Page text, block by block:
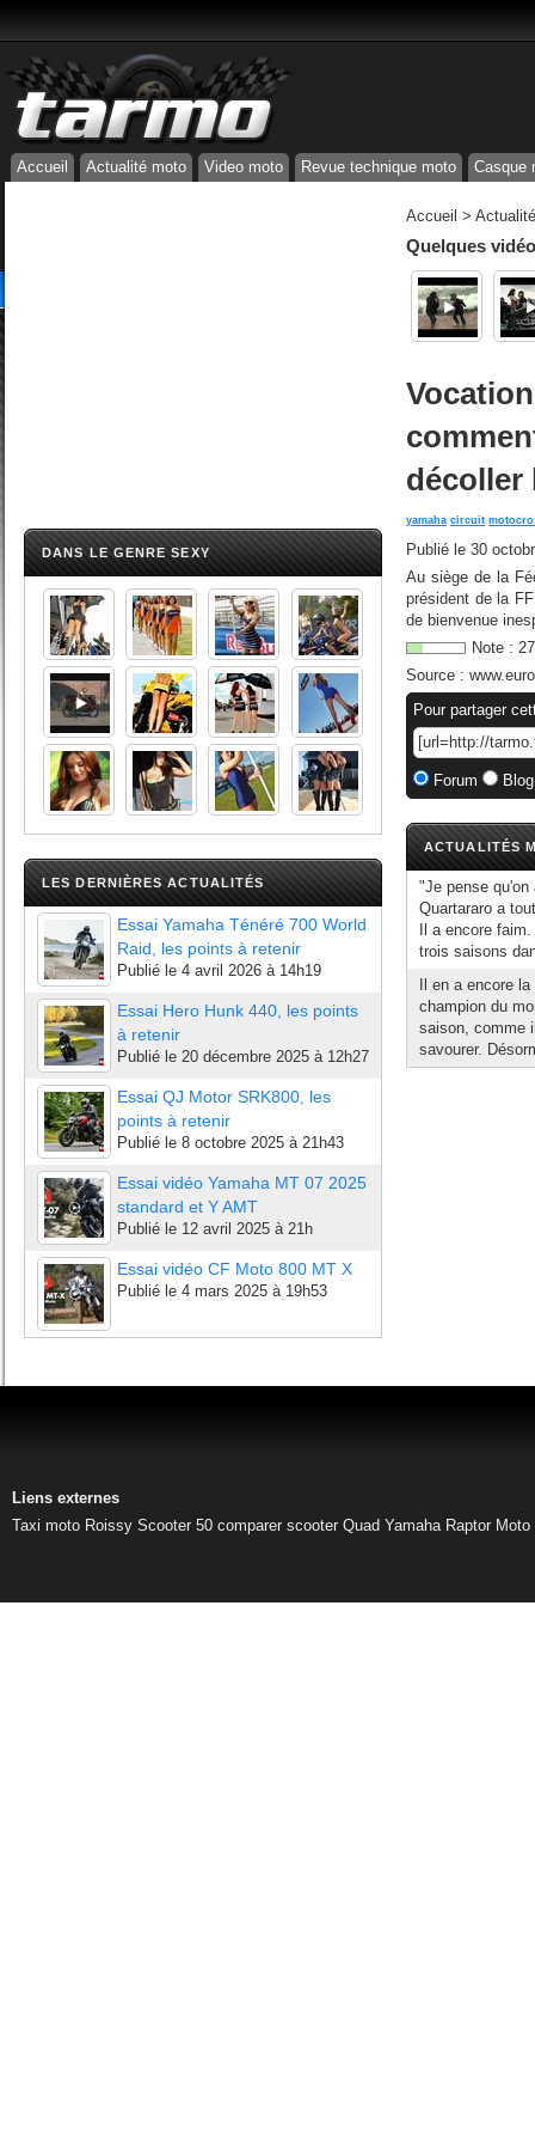
Accueil Actualité moto Video moto Revue technique moto Casque
DANS LE GENRE SEXY
LES DERNIÈRES ACTUALITÉS
Essai Yamaha Ténéré 700 World
Raid, les points à retenir
Publié le 4 avril 2026 à 14h19
Essai Hero Hunk 440, les points
à retenir
Publié le 20 décembre 2025 à 12h27
Essai QJ Motor SRK800, les
points à retenir
Publié le 8 octobre 2025 à 21h43
Essai vidéo Yamaha MT 07 2025
standard et Y AMT
Publié le 12 avril 2025 à 21h
Essai vidéo CF Moto 800 MT X
Publié le 4 mars 2025 à 19h53
Accueil >
Quelques
décoller
yamaha circuit
Publié le 30
Au siège de la
président de la
de bienvenue
Note : 27
Source :
Pour partager
Forum
ACTUALITÉS
"Je pense
Quartararo a
Il a encore
trois saisons
Il en a encore
champion du
saison, comme
savourer.
Liens externes
Taxi moto Roissy Scooter 50 comparer scooter Quad Yamaha Raptor